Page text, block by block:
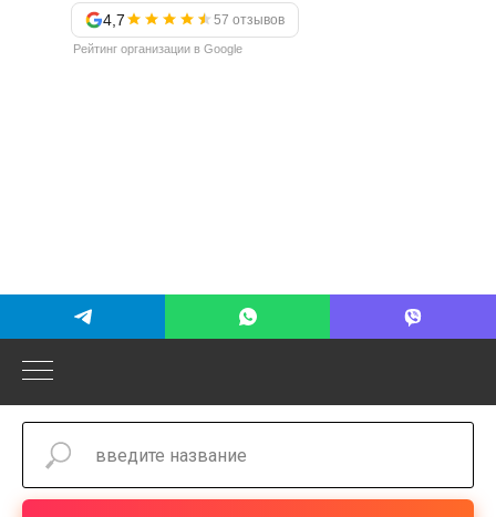
4,7 57 отзывов
Рейтинг организации в Google